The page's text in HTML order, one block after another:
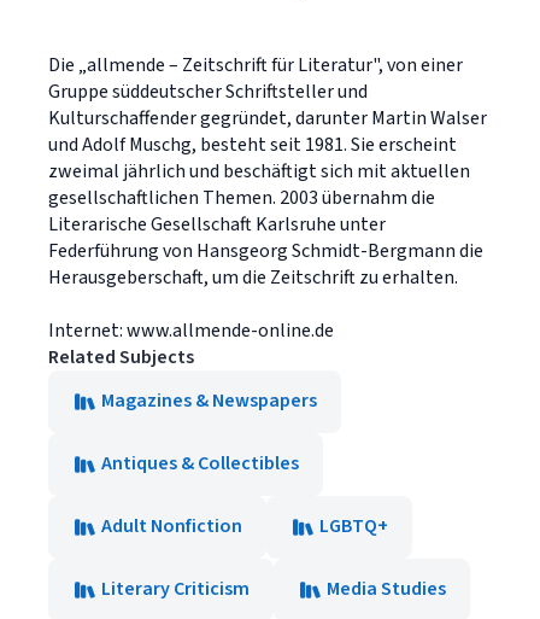
Die „allmende – Zeitschrift für Literatur", von einer
Gruppe süddeutscher Schriftsteller und
Kulturschaffender gegründet, darunter Martin Walser
und Adolf Muschg, besteht seit 1981. Sie erscheint
zweimal jährlich und beschäftigt sich mit aktuellen
gesellschaftlichen Themen. 2003 übernahm die
Literarische Gesellschaft Karlsruhe unter
Federführung von Hansgeorg Schmidt-Bergmann die
Herausgeberschaft, um die Zeitschrift zu erhalten.
Internet: www.allmende-online.de
Related Subjects
Magazines & Newspapers
Antiques & Collectibles
Adult Nonfiction LGBTQ+
Literary Criticism Media Studies